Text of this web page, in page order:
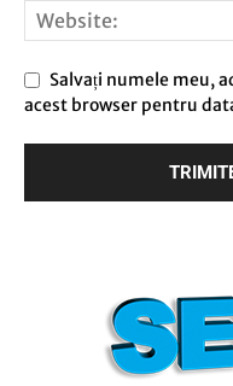
Salvați numele meu,
acest browser pentru